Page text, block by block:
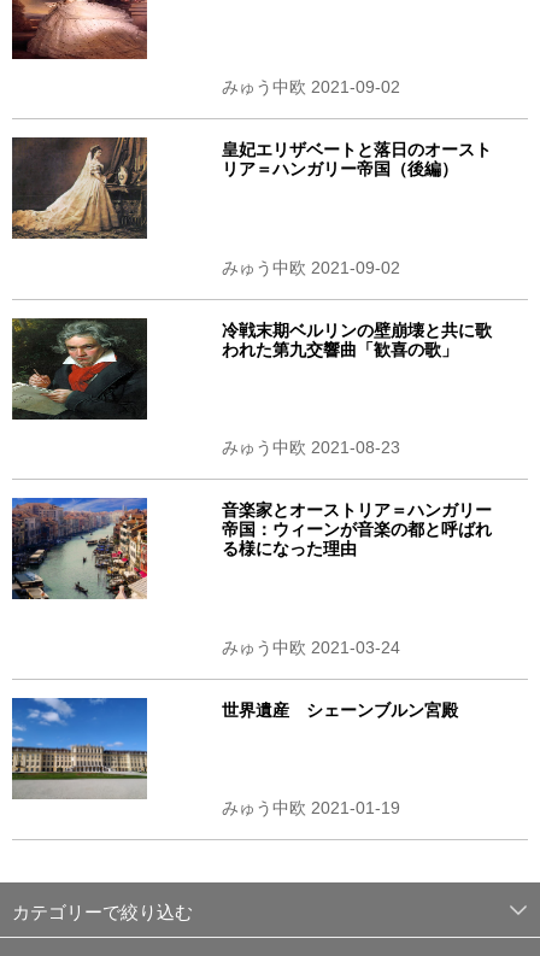
みゅう中欧 2021-09-02
皇妃エリザベートと落日のオースト
リア＝ハンガリー帝国（後編）
みゅう中欧 2021-09-02
冷戦末期ベルリンの壁崩壊と共に歌
われた第九交響曲「歓喜の歌」
みゅう中欧 2021-08-23
音楽家とオーストリア＝ハンガリー
帝国：ウィーンが音楽の都と呼ばれ
る様になった理由
みゅう中欧 2021-03-24
世界遺産 シェーンブルン宮殿
みゅう中欧 2021-01-19
カテゴリーで絞り込む